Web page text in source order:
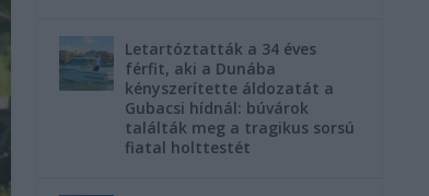
Letartóztatták a 34 éves
férfit, aki a Dunába
kényszerítette áldozatát a
Gubacsi hídnál: búvárok
találták meg a tragikus sorsú
fiatal holttestét